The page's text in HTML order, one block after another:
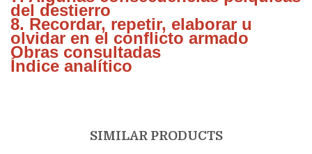
del destierro
8. Recordar, repetir, elaborar u
olvidar en el conflicto armado
Obras consultadas
Índice analítico
SIMILAR PRODUCTS